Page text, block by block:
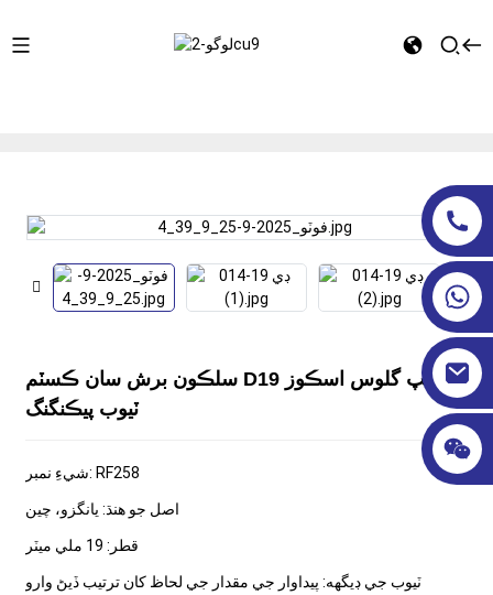
سلڪون برش سان ڪسٽم D19 لپ گلوس اسڪوز
ٽيوب پيڪنگنگ
شيءِ نمبر: RF258
اصل جو هنڌ: يانگزو، چين
قطر: 19 ملي ميٽر
ٽيوب جي ڊيگهه: پيداوار جي مقدار جي لحاظ کان ترتيب ڏيڻ وارو